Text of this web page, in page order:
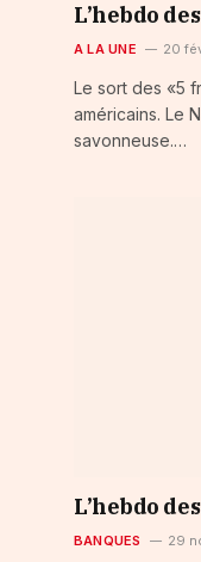
L’hebdo
A LA UNE 20
Le sort des «5
américains. Le
savonneuse.…
L’hebdo
BANQUES 29